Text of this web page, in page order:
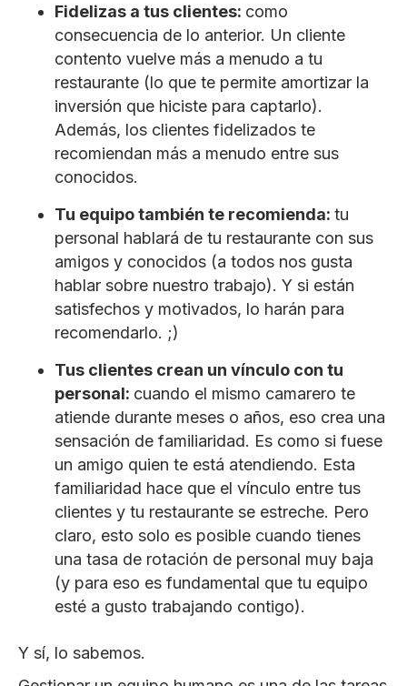
Fidelizas a tus clientes: como
consecuencia de lo anterior. Un cliente
contento vuelve más a menudo a tu
restaurante (lo que te permite amortizar la
inversión que hiciste para captarlo).
Además, los clientes fidelizados te
recomiendan más a menudo entre sus
conocidos.
Tu equipo también te recomienda: tu
personal hablará de tu restaurante con sus
amigos y conocidos (a todos nos gusta
hablar sobre nuestro trabajo). Y si están
satisfechos y motivados, lo harán para
recomendarlo. ;)
Tus clientes crean un vínculo con tu
personal: cuando el mismo camarero te
atiende durante meses o años, eso crea una
sensación de familiaridad. Es como si fuese
un amigo quien te está atendiendo. Esta
familiaridad hace que el vínculo entre tus
clientes y tu restaurante se estreche. Pero
claro, esto solo es posible cuando tienes
una tasa de rotación de personal muy baja
(y para eso es fundamental que tu equipo
esté a gusto trabajando contigo).
Y sí, lo sabemos.